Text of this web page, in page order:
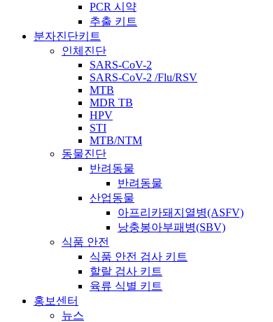
PCR 시약
추출 키트
분자진단키트
인체진단
SARS-CoV-2
SARS-CoV-2 /Flu/RSV
MTB
MDR TB
HPV
STI
MTB/NTM
동물진단
반려동물
반려동물
산업동물
아프리카돼지열병(ASFV)
낭충봉아부패병(SBV)
식품 안전
식품 안전 검사 키트
할랄 검사 키트
육류 식별 키트
홍보센터
뉴스